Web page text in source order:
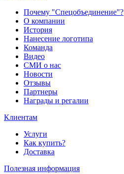
Почему "Спецобъединение"?
О компании
История
Нанесение логотипа
Команда
Видео
СМИ о нас
Новости
Отзывы
Партнеры
Награды и регалии
Клиентам
Услуги
Как купить?
Доставка
Полезная информация